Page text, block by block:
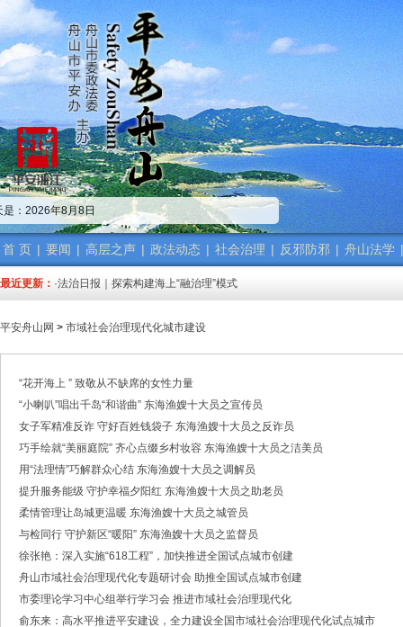
是：2026年8月8日
首 页 | 要闻 | 高层之声 | 政法动态 | 社会治理 | 反邪防邪 | 舟山法学 |
最近更新：
·中共舟山市委政法委员会招聘公告
·市委政法委机关传达学习省、市“新春第一会”精神
·市委政法工作会议召开 梁雪冬讲话
·中共浙江省委常委、政法委书记王成国致全省政法干警的新春贺词
·市委政法委机关召开年度考核会
·梁雪冬带队开展春节前安全督导检查工作
·法治日报｜探索构建海上“融治理”模式
·2025年度市委政法委员会第一次全体（扩大）会议召开
·中共舟山市委政法委员会招聘公告
·中共舟山市委政法委员会招聘公告
·市委政法工作会议召开 梁雪冬讲话
·中共浙江省委常委、政法委书记王成国致全省政法干警的新春贺词
·市委政法委机关召开年度考核会
·梁雪冬带队开展春节前安全督导检查工作
·法治日报｜探索构建海上“融治理”模式
·中共舟山市委政法委员会招聘公告
·抽奖赢福袋｜2024我与平安舟山的温暖点滴
平安舟山网 > 市域社会治理现代化城市建设
“花开海上 ” 致敬从不缺席的女性力量
“小喇叭”唱出千岛“和谐曲” 东海渔嫂十大员之宣传员
女子军精准反诈 守好百姓钱袋子 东海渔嫂十大员之反诈员
巧手绘就“美丽庭院” 齐心点缀乡村妆容 东海渔嫂十大员之洁美员
用“法理情”巧解群众心结 东海渔嫂十大员之调解员
提升服务能级 守护幸福夕阳红 东海渔嫂十大员之助老员
​柔情管理让岛城更温暖 东海渔嫂十大员之城管员
与检同行 守护新区“暖阳” 东海渔嫂十大员之监督员
徐张艳：深入实施“618工程”，加快推进全国试点城市创建
舟山市域社会治理现代化专题研讨会 助推全国试点城市创建
市委理论学习中心组举行学习会 推进市域社会治理现代化
俞东来：高水平推进平安建设，全力建设全国市域社会治理现代化试点城市